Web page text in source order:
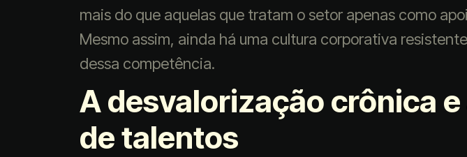
mais do que aquelas que tratam o setor apenas como
Mesmo assim, ainda há uma cultura corporativa
dessa competência.
A desvalorização crônica e
de talentos